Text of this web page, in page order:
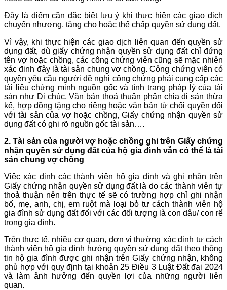
Đây là điểm cần đặc biệt lưu ý khi thực hiện các giao dịch
chuyển nhượng, tặng cho hoặc thế chấp quyền sử dụng đất.
Vì vậy, khi thực hiện các giao dịch liên quan đến quyền sử
dụng đất, dù giấy chứng nhận quyền sử dụng đất chỉ đứng
tên vợ hoặc chồng, các công chứng viên cũng sẽ mặc nhiên
xác định đây là tài sản chung vợ chồng. Công chứng viên có
quyền yêu cầu người đề nghị công chứng phải cung cấp các
tài liệu chứng minh nguồn gốc và tình trạng pháp lý của tài
sản như Di chúc, Văn bản thoả thuận phân chia di sản thừa
kế, hợp đồng tặng cho riêng hoặc văn bản từ chối quyền đối
với tài sản của vợ hoặc chồng, Giấy chứng nhận quyền sử
dụng đất có ghi rõ nguồn gốc tài sản….
2. Tài sản của người vợ hoặc chồng ghi trên Giấy chứng
nhận quyền sử dụng đất của hộ gia đình vẫn có thể là tài
sản chung vợ chồng
Việc xác định các thành viên hộ gia đình và ghi nhận trên
Giấy chứng nhận quyền sử dụng đất là do các thành viên tự
thoả thuận nên trên thực tế sẽ có trường hợp chỉ ghi nhận
bố, mẹ, anh, chị, em ruột mà loại bỏ tư cách thành viên hộ
gia đình sử dụng đất đối với các đối tượng là con dâu/ con rể
trong gia đình.
Trên thực tế, nhiều cơ quan, đơn vị thường xác định tư cách
thành viên hộ gia đình hưởng quyền sử dụng đất theo thông
tin hộ gia đình được ghi nhận trên Giấy chứng nhận, không
phù hợp với quy định tại khoản 25 Điều 3 Luật Đất đai 2024
và làm ảnh hưởng đến quyền lợi của những người liên
quan.